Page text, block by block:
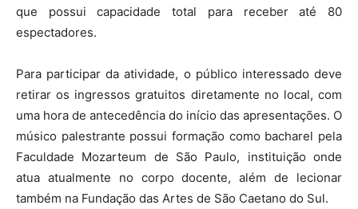
que possui capacidade total para receber até 80
espectadores.
Para participar da atividade, o público interessado deve
retirar os ingressos gratuitos diretamente no local, com
uma hora de antecedência do início das apresentações. O
músico palestrante possui formação como bacharel pela
Faculdade Mozarteum de São Paulo, instituição onde
atua atualmente no corpo docente, além de lecionar
também na Fundação das Artes de São Caetano do Sul.